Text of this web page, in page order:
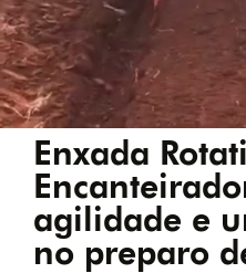
Enxada
agilidade e
no preparo